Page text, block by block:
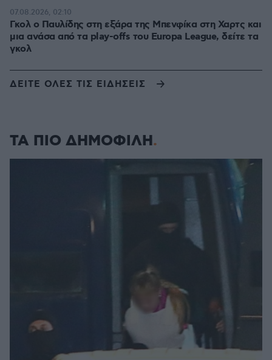
Γκολ ο Παυλίδης στη εξάρα της Μπενφίκα στη Χαρτς και
μια ανάσα από τα play-offs του Europa League, δείτε τα
γκολ
07.08.2026, 02:10
ΔΕΙΤΕ ΟΛΕΣ ΤΙΣ ΕΙΔΗΣΕΙΣ
ΤΑ ΠΙΟ ΔΗΜΟΦΙΛΗ